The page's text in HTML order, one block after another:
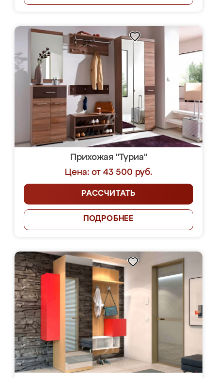
Прихожая "Туриа"
Цена: от 43 500 руб.
РАССЧИТАТЬ
ПОДРОБНЕЕ